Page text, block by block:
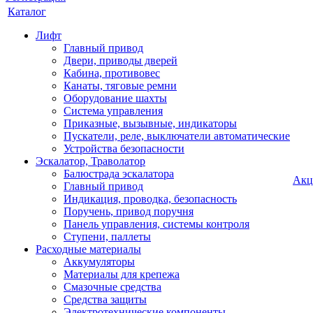
Каталог
Лифт
Главный привод
Двери, приводы дверей
Кабина, противовес
Канаты, тяговые ремни
Оборудование шахты
Система управления
Приказные, вызывные, индикаторы
Пускатели, реле, выключатели автоматические
Устройства безопасности
Эскалатор, Траволатор
Балюстрада эскалатора
Главный привод
Индикация, проводка, безопасность
Поручень, привод поручня
Панель управления, системы контроля
Ступени, паллеты
Расходные материалы
Аккумуляторы
Материалы для крепежа
Смазочные средства
Средства защиты